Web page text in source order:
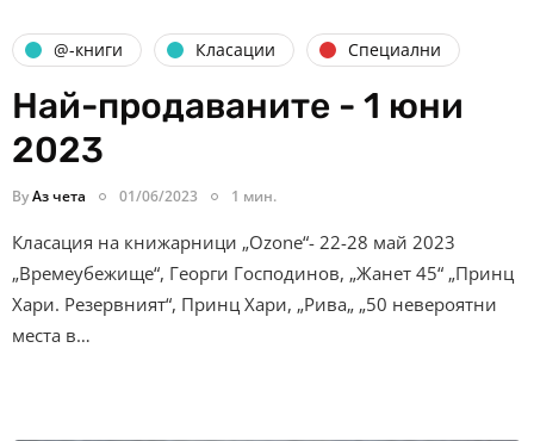
@-книги Класации Специални
Най-продаваните - 1 юни
2023
ByАз чета 01/06/2023 1 мин.
Класация на книжарници „Ozone“- 22-28 май 2023
„Времеубежище“, Георги Господинов, „Жанет 45“ „Принц
Хари. Резервният“, Принц Хари, „Рива„ „50 невероятни
места в…